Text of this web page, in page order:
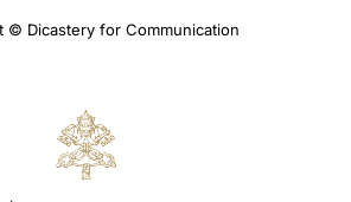
© Dicastery for Communication